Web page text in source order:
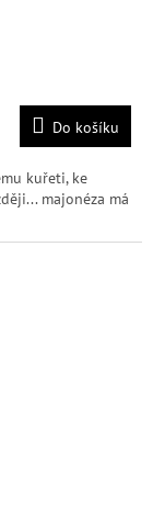
Do košíku
kuřeti, ke
majonéza má